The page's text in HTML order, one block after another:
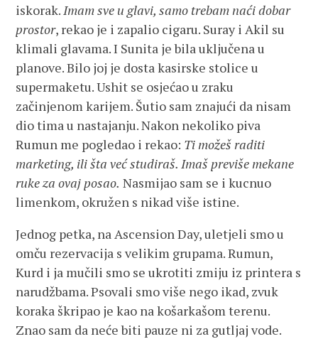
iskorak.Imam sve u glavi, samo trebam naći dobar
prostor, rekao je i zapalio cigaru. Suray i Akil su
klimali glavama. I Sunita je bila uključena u
planove. Bilo joj je dosta kasirske stolice u
supermaketu. Ushit se osjećao u zraku
začinjenom karijem. Šutio sam znajući da nisam
dio tima u nastajanju. Nakon nekoliko piva
Rumun me pogledao i rekao: Ti možeš raditi
marketing, ili šta već studiraš. Imaš previše mekane
ruke za ovaj posao. Nasmijao sam se i kucnuo
limenkom, okružen s nikad više istine.
Jednog petka, na Ascension Day, uletjeli smo u
omču rezervacija s velikim grupama. Rumun,
Kurd i ja mučili smo se ukrotiti zmiju iz printera s
narudžbama. Psovali smo više nego ikad, zvuk
koraka škripao je kao na košarkašom terenu.
Znao sam da neće biti pauze ni za gutljaj vode.